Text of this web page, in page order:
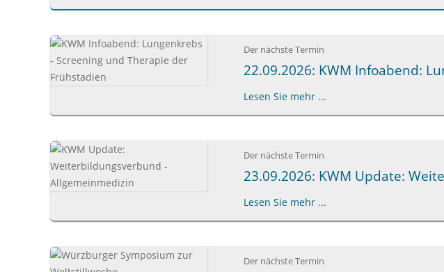
Der nächste Termin
22.09.2026: KWM Infoabend:
Lesen Sie mehr ...
Der nächste Termin
23.09.2026: KWM Update:
Lesen Sie mehr ...
Der nächste Termin